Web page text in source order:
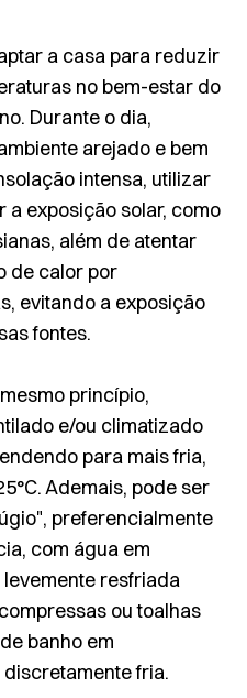
a casa para reduzir
no bem-estar do
Durante o dia,
arejado e bem
intensa, utilizar
exposição solar, como
além de atentar
de calor por
evitando a exposição
fontes.
princípio,
e/ou climatizado
para mais fria,
Ademais, pode ser
preferencialmente
com água em
resfriada
ou toalhas
banho em
fria.